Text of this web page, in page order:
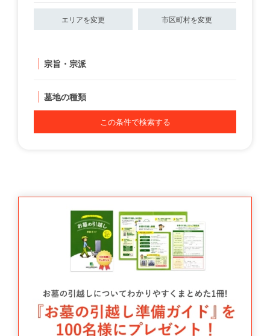
エリアを変更 市区町村を変更
宗旨・宗派
墓地の種類
この条件で検索する